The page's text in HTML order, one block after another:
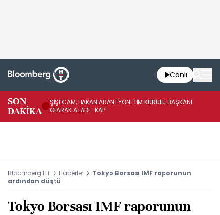
Canlı
SON
DAKİKA
ŞİŞECAM, HAKAN ARAN'I YÖNETİM KURULU BAŞKANI
OLARAK ATADI -KAP
Bloomberg HT Haberler
Tokyo Borsası IMF raporunun
ardından düştü
Tokyo Borsası IMF raporunun